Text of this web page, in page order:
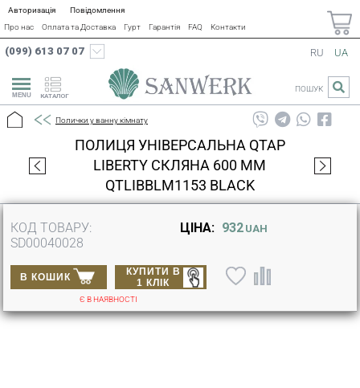
Авторизація
Повідомлення
Про нас
Оплата та Доставка Гурт Гарантія FAQ Контакти
(099) 613 07 07
КАТАЛОГ
RU UA
ПОШУК
Полички у ванну кімнату
ПОЛИЦЯ УНІВЕРСАЛЬНА QTAP
LIBERTY СКЛЯНА 600 ММ
QTLIBBLM1153 BLACK
КОД ТОВАРУ:
SD00040028
ЦІНА: 932 UAH
В КОШИК
КУПИТИ В
1 КЛІК
Є В НАЯВНОСТІ